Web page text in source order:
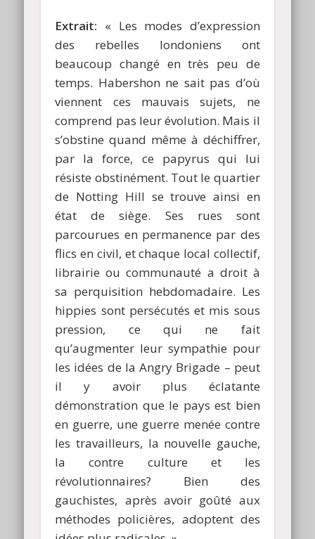
Extrait: « Les modes d’expression
des rebelles londoniens ont
beaucoup changé en très peu de
temps. Habershon ne sait pas d’où
viennent ces mauvais sujets, ne
comprend pas leur évolution. Mais il
s’obstine quand même à déchiffrer,
par la force, ce papyrus qui lui
résiste obstinément. Tout le quartier
de Notting Hill se trouve ainsi en
état de siège. Ses rues sont
parcourues en permanence par des
flics en civil, et chaque local collectif,
librairie ou communauté a droit à
sa perquisition hebdomadaire. Les
hippies sont persécutés et mis sous
pression, ce qui ne fait
qu’augmenter leur sympathie pour
les idées de la Angry Brigade – peut
il y avoir plus éclatante
démonstration que le pays est bien
en guerre, une guerre menée contre
les travailleurs, la nouvelle gauche,
la contre culture et les
révolutionnaires? Bien des
gauchistes, après avoir goûté aux
méthodes policières, adoptent des